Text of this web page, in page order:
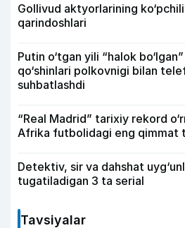
Gollivud aktyorlarining
qarindoshlari
Putin o‘tgan yili “halok
qo‘shinlari polkovnigi bilan
suhbatlashdi
“Real Madrid” tarixiy rekord
Afrika futbolidagi eng qimmat
Detektiv, sir va dahshat
tugatiladigan 3 ta serial
Tavsiyalar